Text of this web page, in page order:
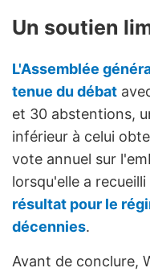
Un soutien
L'Assemblée
tenue du débat
et 30 abstentions,
inférieur à celui
vote annuel sur
lorsqu'elle a
résultat pour le
décennies.
Avant de conclure,